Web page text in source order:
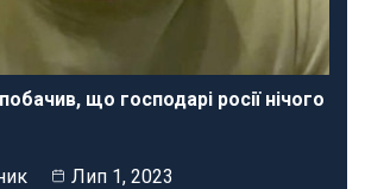
що господарі росії нічого
Лип 1, 2023